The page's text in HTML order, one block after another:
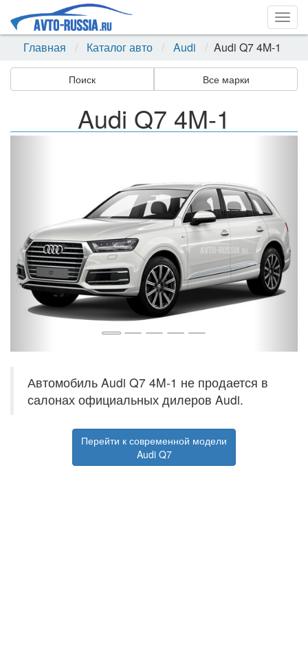
Главная
Каталог авто Audi Audi Q7 4M-1
Поиск Все марки
Audi Q7 4M-1
Автомобиль Audi Q7 4M-1 не продается в
салонах официальных дилеров Audi.
Перейти к современной модели
Audi Q7